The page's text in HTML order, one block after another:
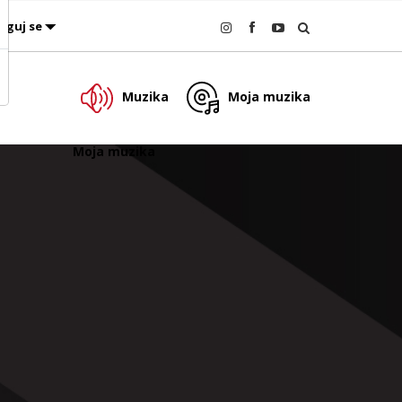
se
Muzika Moja muzika
Moja muzika